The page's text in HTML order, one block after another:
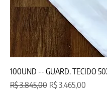
100UND -- GUARD. TECIDO
Preço normal
R$ 3.845,00 Preço promocional
R$ 3.465,00